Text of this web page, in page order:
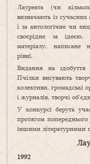
Лауреата (чи
визначають із сучасних
і за антологічне чи
своєрідне за
матеріалу, написане
рівні.
Видання на здобуття
Пчілки висувають
колективи, громадські
і журналів, творчі
У конкурсі беруть
протягом
іншими літературними
1992